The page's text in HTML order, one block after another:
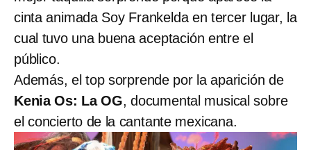
cinta animada Soy Frankelda en tercer lugar, la
cual tuvo una buena aceptación entre el
público.
Además, el top sorprende por la aparición de
Kenia Os: La OG, documental musical sobre
el concierto de la cantante mexicana.